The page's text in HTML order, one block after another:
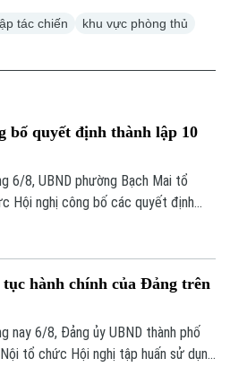
tác chiến
khu vực phòng thủ
bố quyết định thành lập 10
6/8, UBND phường Bạch Mai tổ
Hội nghị công bố các quyết định
lập trên địa bàn.
hành chính của Đảng trên
nay 6/8, Đảng ủy UBND thành phố
tổ chức Hội nghị tập huấn sử dụng